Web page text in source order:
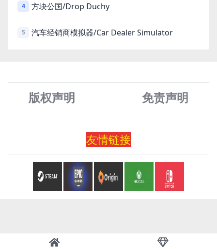
4 方块公国/Drop Duchy
5 汽车经销商模拟器/Car Dealer Simulator
版权声明 免责声明
友情链接